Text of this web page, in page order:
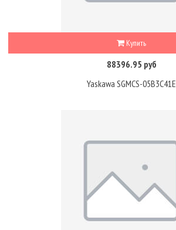
Купить
88396.95 руб
Yaskawa SGMCS-05B3C41E